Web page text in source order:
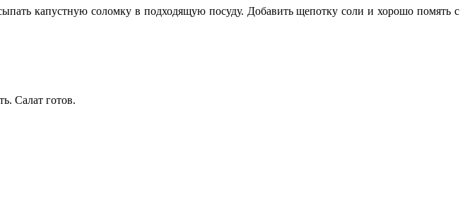
капустную соломку в подходящую посуду. Добавить щепотку соли и хорошо помять с
Салат готов.